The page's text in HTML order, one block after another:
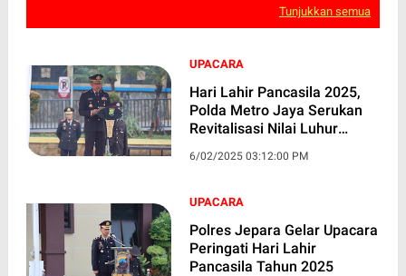
Tunjukkan semua
UPACARA
Hari Lahir Pancasila 2025,
Polda Metro Jaya Serukan
Revitalisasi Nilai Luhur
6/02/2025 03:12:00 PM
UPACARA
Polres Jepara Gelar Upacara
Peringati Hari Lahir
Pancasila Tahun 2025